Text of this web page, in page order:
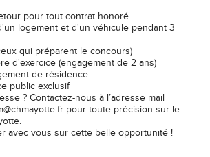
pour tout contrat honoré
logement et d'un véhicule pendant 3
qui préparent le concours)
d'exercice (engagement de 2 ans)
de résidence
public exclusif
? Contactez-nous à l’adresse mail
pour toute précision sur le
avec vous sur cette belle opportunité !